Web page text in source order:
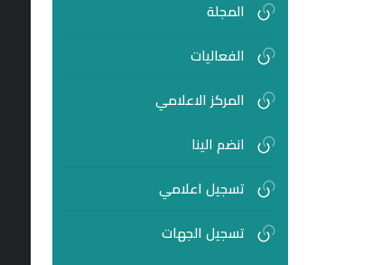
المجلة
الفعاليات
المركز الاعلامي
انضم الينا
تسجيل اعلامي
تسجيل الجهات